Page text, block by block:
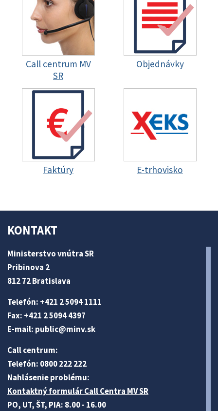
Call centrum MV
SR
Objednávky
Faktúry E-trhovisko
KONTAKT
Ministerstvo vnútra SR
Pribinova 2
812 72 Bratislava
Telefón: +421 2 5094 1111
Fax: +421 2 5094 4397
E-mail: public@minv.sk
Call centrum:
Telefón: 0800 222 222
Nahlásenie problému:
Kontaktný formulár Call Centra MV SR
PO, UT, ŠT, PIA: 8.00 - 16.00